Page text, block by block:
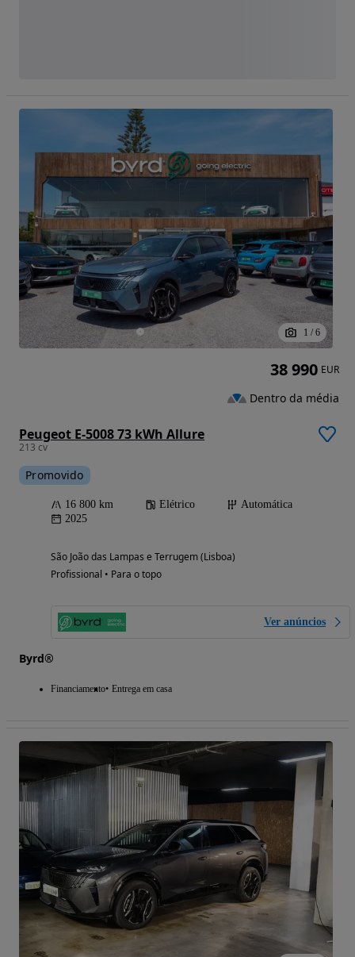
1 / 6
Peugeot E-5008 73 kWh Allure
213 cv
Promovido
16 800 km Elétrico
Automática
2025
São João das Lampas e Terrugem (Lisboa)
Profissional • Para o topo
Ver anúncios
Byrd®
Financiamento Entrega em casa
38 990 EUR
Dentro da média